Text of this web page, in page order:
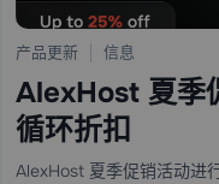
产品更新 信息
AlexHost 夏季
循环折扣
AlexHost 夏季促销活动进